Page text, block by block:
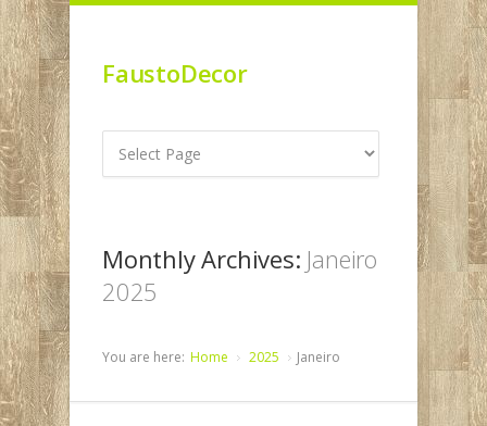
FaustoDecor
Monthly Archives: Janeiro
2025
You are here: Home 2025 Janeiro